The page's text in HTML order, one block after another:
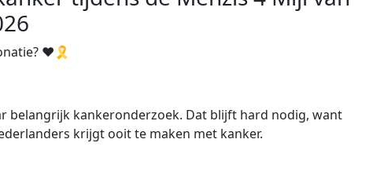
❤️🎗️
belangrijk kankeronderzoek. Dat blijft hard nodig, want
krijgt ooit te maken met kanker.